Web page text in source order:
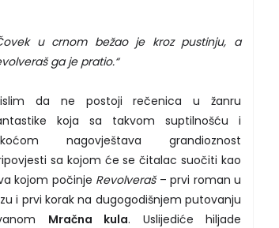
u crnom bežao je kroz pustinju, a
ga je pratio.“
da ne postoji rečenica u žanru
koja sa takvom suptilnošću i
nagovještava grandioznost
sa kojom će se čitalac suočiti kao
kojom počinje Revolveraš – prvi roman u
i prvi korak na dugogodišnjem putovanju
Mračna kula. Uslijediće hiljade